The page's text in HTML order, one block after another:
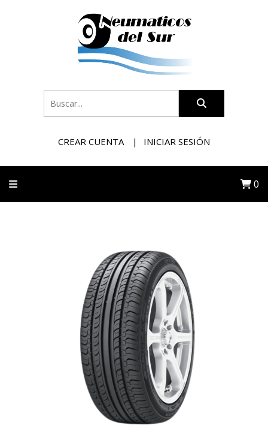
CREAR CUENTA INICIAR SESIÓN
0